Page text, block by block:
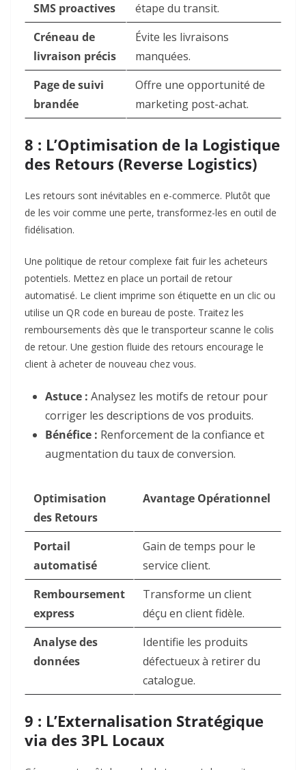
SMS proactives
étape du transit.
Créneau de
livraison précis
Évite les livraisons
manquées.
Page de suivi
brandée
Offre une opportunité de
marketing post-achat.
8 : L’Optimisation de la Logistique
des Retours (Reverse Logistics)
Les retours sont inévitables en e-commerce. Plutôt que
de les voir comme une perte, transformez-les en outil de
fidélisation.
Une politique de retour complexe fait fuir les acheteurs
potentiels. Mettez en place un portail de retour
automatisé. Le client imprime son étiquette en un clic ou
utilise un QR code en bureau de poste. Traitez les
remboursements dès que le transporteur scanne le colis
de retour. Une gestion fluide des retours encourage le
client à acheter de nouveau chez vous.
Astuce : Analysez les motifs de retour pour
corriger les descriptions de vos produits.
Bénéfice : Renforcement de la confiance et
augmentation du taux de conversion.
Optimisation
des Retours
Avantage Opérationnel
Portail
automatisé
Gain de temps pour le
service client.
Remboursement
express
Transforme un client
déçu en client fidèle.
Analyse des
données
Identifie les produits
défectueux à retirer du
catalogue.
9 : L’Externalisation Stratégique
via des 3PL Locaux